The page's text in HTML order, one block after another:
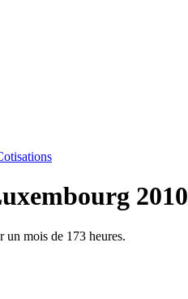
2010
un mois de 173 heures.